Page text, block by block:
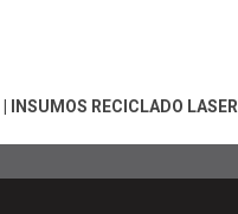
INSUMOS RECICLADO LASER